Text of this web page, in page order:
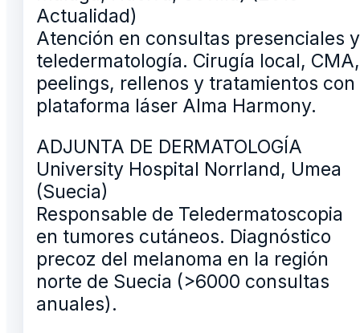
Actualidad)
Atención en consultas presenciales y
teledermatología. Cirugía local, CMA,
peelings, rellenos y tratamientos con
plataforma láser Alma Harmony.
ADJUNTA DE DERMATOLOGÍA
University Hospital Norrland, Umea
(Suecia)
Responsable de Teledermatoscopia
en tumores cutáneos. Diagnóstico
precoz del melanoma en la región
norte de Suecia (>6000 consultas
anuales).